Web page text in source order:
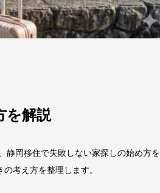
を解説
静岡移住で失敗しない家探しの始め方を
考え方を整理します。